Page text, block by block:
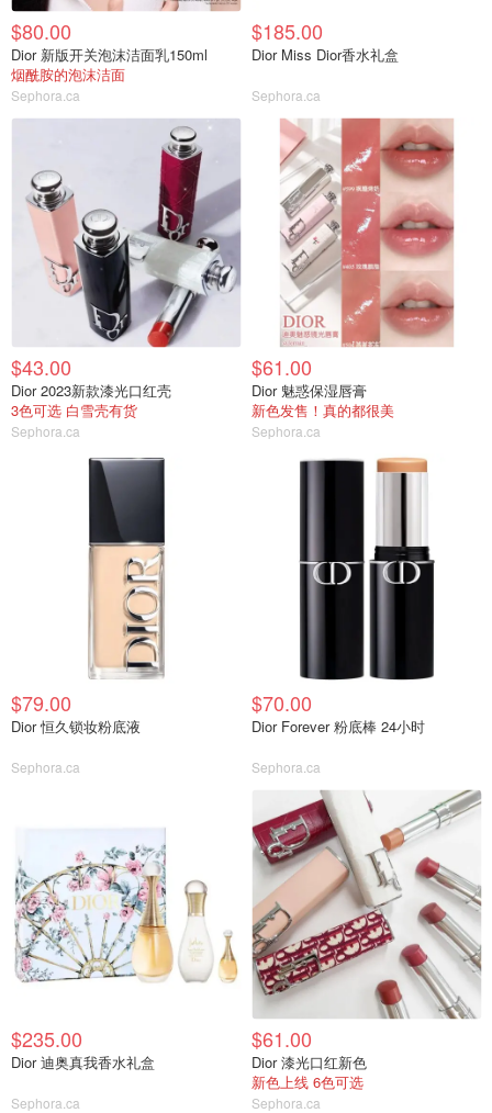
$80.00
Dior 新版开关泡沫洁面乳150ml
烟酰胺的泡沫洁面
Sephora.ca
$185.00
Dior Miss Dior香水礼盒
Sephora.ca
$43.00
Dior 2023新款漆光口红壳
3色可选 白雪壳有货
Sephora.ca
$61.00
Dior 魅惑保湿唇膏
新色发售！真的都很美
Sephora.ca
$79.00
Dior 恒久锁妆粉底液
Sephora.ca
$70.00
Dior Forever 粉底棒 24小时
Sephora.ca
$235.00
Dior 迪奥真我香水礼盒
Sephora.ca
$61.00
Dior 漆光口红新色
新色上线 6色可选
Sephora.ca